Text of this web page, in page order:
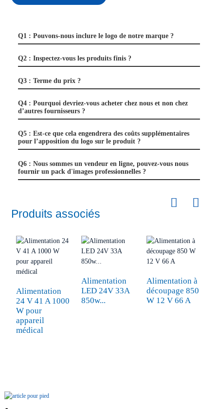
Q1 : Pouvons-nous inclure le logo de notre marque ?
Q2 : Inspectez-vous les produits finis ?
Q3 : Terme du prix ?
Q4 : Pourquoi devriez-vous acheter chez nous et non chez
d’autres fournisseurs ?
Q5 : Est-ce que cela engendrera des coûts supplémentaires
pour l’apposition du logo sur le produit ?
Q6 : Nous sommes un vendeur en ligne, pouvez-vous nous
fournir un pack d'images professionnelles ?
Produits associés
Alimentation
24 V 41 A 1000
W pour
appareil
médical
Alimentation
LED 24V 33A
850w...
Alimentation à
découpage 850
W 12 V 66 A